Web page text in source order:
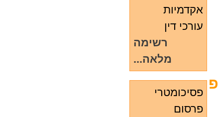
אקדמיות
עורכי דין
רשימה
מלאה...
פ
פסיכומטרי
פרסום